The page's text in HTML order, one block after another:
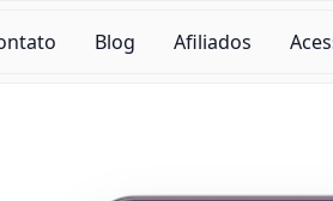
Blog Afiliados